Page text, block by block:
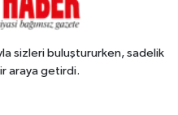
sizleri buluştururken, sadelik
araya getirdi.